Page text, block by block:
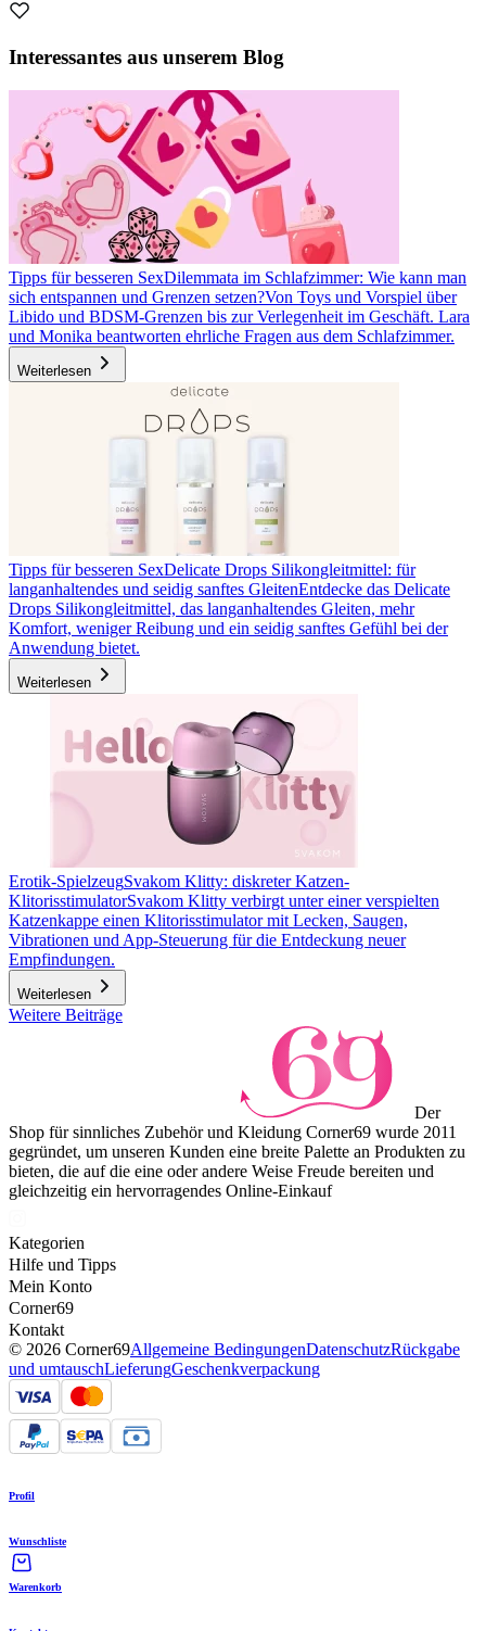
Interessantes aus unserem Blog
Tipps für besseren SexDilemmata im Schlafzimmer: Wie kann man
sich entspannen und Grenzen setzen?Von Toys und Vorspiel über
Libido und BDSM-Grenzen bis zur Verlegenheit im Geschäft. Lara
und Monika beantworten ehrliche Fragen aus dem Schlafzimmer.
Weiterlesen
Tipps für besseren SexDelicate Drops Silikongleitmittel: für
langanhaltendes und seidig sanftes GleitenEntdecke das Delicate
Drops Silikongleitmittel, das langanhaltendes Gleiten, mehr
Komfort, weniger Reibung und ein seidig sanftes Gefühl bei der
Anwendung bietet.
Weiterlesen
Erotik-SpielzeugSvakom Klitty: diskreter Katzen-
KlitorisstimulatorSvakom Klitty verbirgt unter einer verspielten
Katzenkappe einen Klitorisstimulator mit Lecken, Saugen,
Vibrationen und App-Steuerung für die Entdeckung neuer
Empfindungen.
Weiterlesen
Weitere Beiträge
Der
Shop für sinnliches Zubehör und Kleidung Corner69 wurde 2011
gegründet, um unseren Kunden eine breite Palette an Produkten zu
bieten, die auf die eine oder andere Weise Freude bereiten und
gleichzeitig ein hervorragendes Online-Einkauf
Kategorien
Hilfe und Tipps
Mein Konto
Corner69
Kontakt
© 2026 Corner69Allgemeine BedingungenDatenschutzRückgabe
und umtauschLieferungGeschenkverpackung
Profil
Wunschliste
Warenkorb